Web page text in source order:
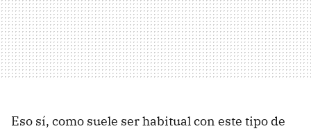
Eso sí, como suele ser habitual con este tipo de